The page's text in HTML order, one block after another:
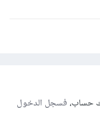
حساب،فسجل الدخول